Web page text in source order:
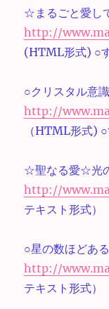
☆まるごと愛し
http://
(HTML形式) ○
○クリスタル意
http://
（HTML形式)
☆聖なる愛☆光
http://
テキスト形式）
○星の数ほどあ
http://
テキスト形式）